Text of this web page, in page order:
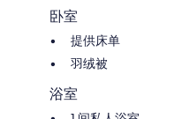
卧室
提供床单
羽绒被
浴室